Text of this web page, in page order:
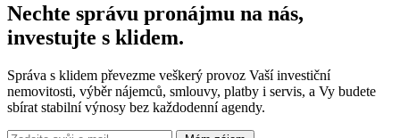
Nechte správu pronájmu na nás,
investujte s klidem.
Správa s klidem převezme veškerý provoz Vaší investiční
nemovitosti, výběr nájemců, smlouvy, platby i servis, a Vy budete
sbírat stabilní výnosy bez každodenní agendy.